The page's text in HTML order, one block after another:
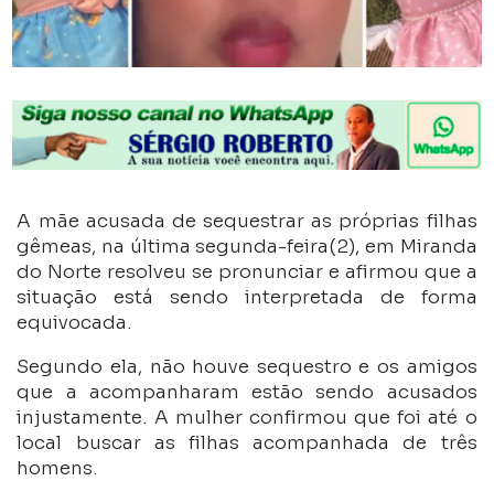
A mãe acusada de sequestrar as próprias filhas
gêmeas, na última segunda-feira(2), em Miranda
do Norte resolveu se pronunciar e afirmou que a
situação está sendo interpretada de forma
equivocada.
Segundo ela, não houve sequestro e os amigos
que a acompanharam estão sendo acusados
injustamente. A mulher confirmou que foi até o
local buscar as filhas acompanhada de três
homens.